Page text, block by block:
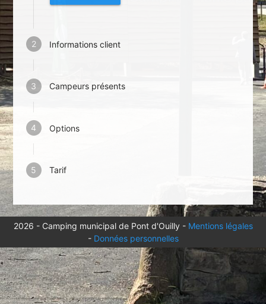
Informations client
Campeurs présents
Options
Tarif
2026 - Camping municipal de Pont d'Ouilly - Mentions légales
- Données personnelles